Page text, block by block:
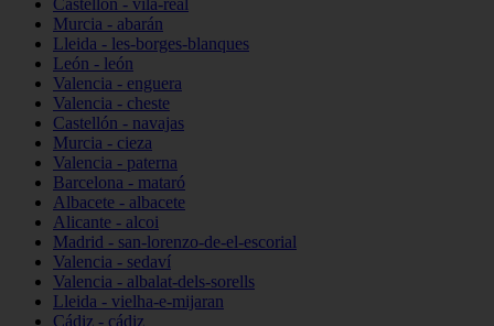
Castellón - vila-real
Murcia - abarán
Lleida - les-borges-blanques
León - león
Valencia - enguera
Valencia - cheste
Castellón - navajas
Murcia - cieza
Valencia - paterna
Barcelona - mataró
Albacete - albacete
Alicante - alcoi
Madrid - san-lorenzo-de-el-escorial
Valencia - sedaví
Valencia - albalat-dels-sorells
Lleida - vielha-e-mijaran
Cádiz - cádiz